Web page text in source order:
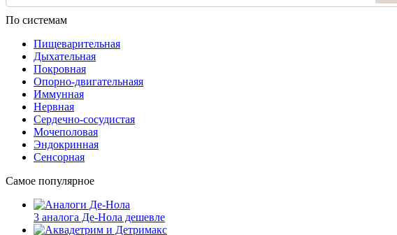
По системам
Пищеварительная
Дыхательная
Покровная
Опорно-двигательнаяя
Иммунная
Нервная
Сердечно-сосудистая
Мочеполовая
Эндокринная
Сенсорная
Самое популярное
3 аналога Де-Нола дешевле